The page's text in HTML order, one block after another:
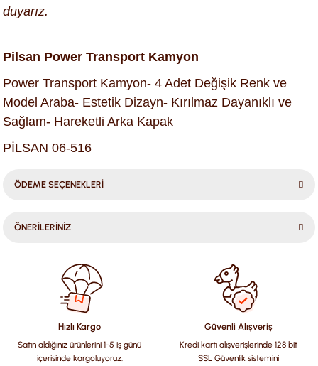
duyarız.
Pilsan Power Transport Kamyon
Power Transport Kamyon- 4 Adet Değişik Renk ve
Model Araba- Estetik Dizayn- Kırılmaz Dayanıklı ve
Sağlam- Hareketli Arka Kapak
PİLSAN 06-516
ÖDEME SEÇENEKLERİ
ÖNERİLERİNİZ
konularda yetersiz gördüğünüz noktaları öneri formunu
kullanarak tarafımıza iletebilirsiniz.
Görüş ve önerileriniz için teşekkür ederiz.
Ürün resmi kalitesiz, bozuk veya görüntülenemiyor.
Hızlı Kargo
Satın aldığınız ürünlerini 1-5 iş günü
içerisinde kargoluyoruz.
Güvenli Alışveriş
Kredi kartı alışverişlerinde 128 bit
SSL Güvenlik sistemini